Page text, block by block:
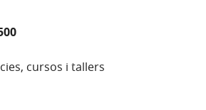
cursos i tallers